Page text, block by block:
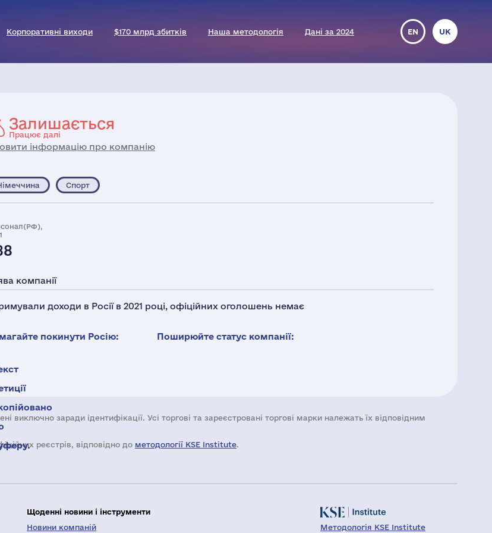
Корпоративні виходи $170 млрд збитків Наша методологія Дані за 2024 EN UK
Залишається
Працює далі
інформацію про компанію
Спорт
компанії
доходи в Росії в 2021 році, офіційних оголошень немає
покинути Росію: Поширюйте статус компанії:
виключно заради ідентифікації. Усі торгові та зареєстровані торгові марки належать їх відповідним
реєстрів, відповідно до методології KSE Institute.
Щоденні новини і інструменти
Новини компаній
Методологія KSE Institute